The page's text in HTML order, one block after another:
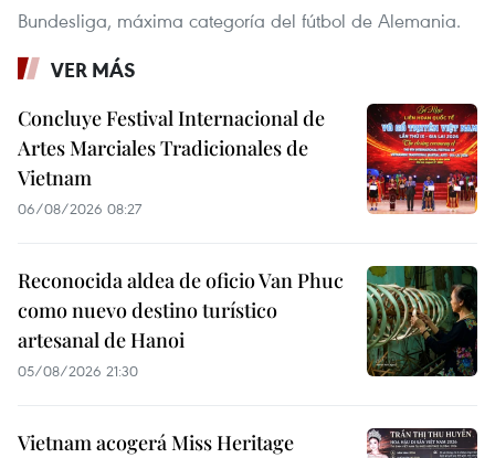
Bundesliga, máxima categoría del fútbol de Alemania.
VER MÁS
Concluye Festival Internacional de
Artes Marciales Tradicionales de
Vietnam
06/08/2026 08:27
Reconocida aldea de oficio Van Phuc
como nuevo destino turístico
artesanal de Hanoi
05/08/2026 21:30
Vietnam acogerá Miss Heritage